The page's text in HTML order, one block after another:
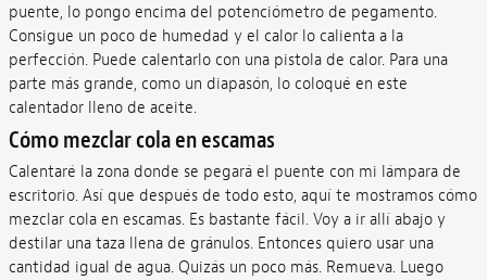
puente, lo pongo encima del potenciómetro de pegamento.
Consigue un poco de humedad y el calor lo calienta a la
perfección. Puede calentarlo con una pistola de calor. Para una
parte más grande, como un diapasón, lo coloqué en este
calentador lleno de aceite.
Cómo mezclar cola en escamas
Calentaré la zona donde se pegará el puente con mi lámpara de
escritorio. Así que después de todo esto, aquí te mostramos cómo
mezclar cola en escamas. Es bastante fácil. Voy a ir allí abajo y
destilar una taza llena de gránulos. Entonces quiero usar una
cantidad igual de agua. Quizás un poco más. Remueva. Luego